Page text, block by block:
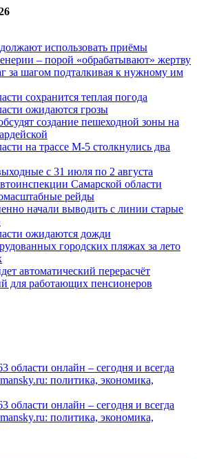
использовать приёмы
– порой «обрабатывают» жертву
за шагом подталкивая к нужному им
сохранится теплая погода
ожидаются грозы
создание пешеходной зоны на
на трассе М-5 столкнулись два
с 31 июля по 2 августа
Самарской области
рейды
начали выводить с линии старые
ожидаются дожди
городских пляжах за лето
автоматический перерасчёт
для работающих пенсионеров